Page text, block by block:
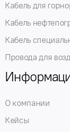
Кабель для
Кабель
Кабель
Провода для
О компании
Кейсы